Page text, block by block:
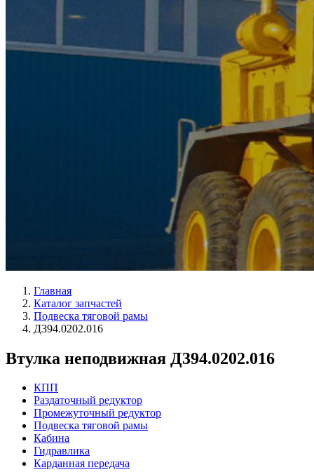
Главная
Каталог запчастей
Подвеска тяговой рамы
Д394.0202.016
Втулка неподвижная Д394.0202.016
КПП
Раздаточный редуктор
Промежуточный редуктор
Подвеска тяговой рамы
Кабина
Гидравлика
Карданная передача